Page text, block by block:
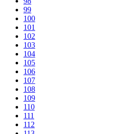
99
100
101
102
103
104
105
106
107
108
109
110
111
112